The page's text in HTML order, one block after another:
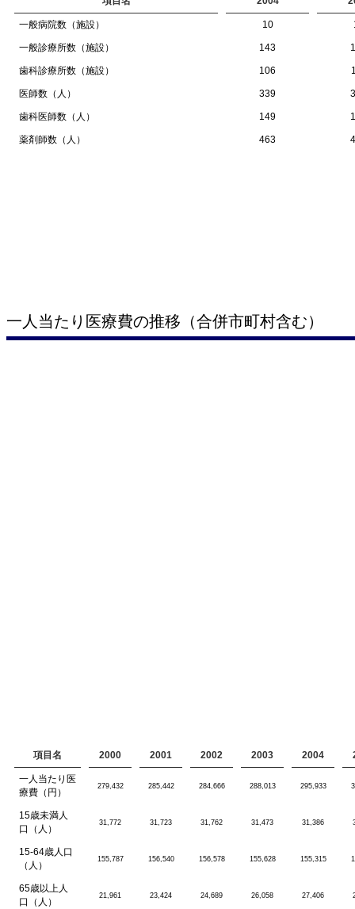
一般病院数（施設） 10
一般診療所数（施設） 143
歯科診療所数（施設） 106
医師数（人） 339
歯科医師数（人） 149
薬剤師数（人） 463
一人当たり医療費の推移（合併市町村含む）
項目名 2000 2001 2002 2003 2004
一人当たり医
療費（円）
279,432 285,442 284,666 288,013 295,933
15歳未満人
口（人）
31,772 31,723 31,762 31,473 31,386
15-64歳人口
（人）
155,787 156,540 156,578 155,628 155,315
65歳以上人
口（人）
21,961 23,424 24,689 26,058 27,406